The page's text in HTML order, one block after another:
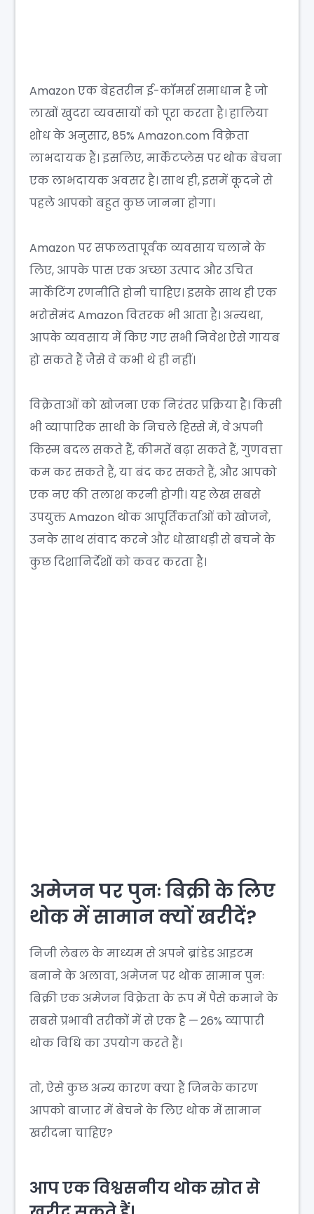
Amazon एक बेहतरीन ई-कॉमर्स समाधान है जो
लाखों खुदरा व्यवसायों को पूरा करता है। हालिया
शोध के अनुसार, 85% Amazon.com विक्रेता
लाभदायक हैं। इसलिए, मार्केटप्लेस पर थोक बेचना
एक लाभदायक अवसर है। साथ ही, इसमें कूदने से
पहले आपको बहुत कुछ जानना होगा।
Amazon पर सफलतापूर्वक व्यवसाय चलाने के
लिए, आपके पास एक अच्छा उत्पाद और उचित
मार्केटिंग रणनीति होनी चाहिए। इसके साथ ही एक
भरोसेमंद Amazon वितरक भी आता है। अन्यथा,
आपके व्यवसाय में किए गए सभी निवेश ऐसे गायब
हो सकते हैं जैसे वे कभी थे ही नहीं।
विक्रेताओं को खोजना एक निरंतर प्रक्रिया है। किसी
भी व्यापारिक साथी के निचले हिस्से में, वे अपनी
किस्म बदल सकते हैं, कीमतें बढ़ा सकते हैं, गुणवत्ता
कम कर सकते हैं, या बंद कर सकते हैं, और आपको
एक नए की तलाश करनी होगी। यह लेख सबसे
उपयुक्त Amazon थोक आपूर्तिकर्ताओं को खोजने,
उनके साथ संवाद करने और धोखाधड़ी से बचने के
कुछ दिशानिर्देशों को कवर करता है।
अमेजन पर पुनः बिक्री के लिए
थोक में सामान क्यों खरीदें?
निजी लेबल के माध्यम से अपने ब्रांडेड आइटम
बनाने के अलावा, अमेजन पर थोक सामान पुनः
बिक्री एक अमेजन विक्रेता के रूप में पैसे कमाने के
सबसे प्रभावी तरीकों में से एक है — 26% व्यापारी
थोक विधि का उपयोग करते हैं।
तो, ऐसे कुछ अन्य कारण क्या हैं जिनके कारण
आपको बाजार में बेचने के लिए थोक में सामान
खरीदना चाहिए?
आप एक विश्वसनीय थोक स्रोत से